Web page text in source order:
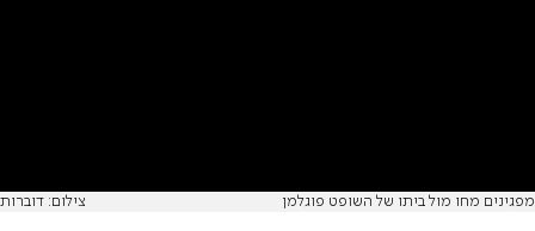
מפגינים מחו מול ביתו של השופט פוגלמן צילום: דוברות